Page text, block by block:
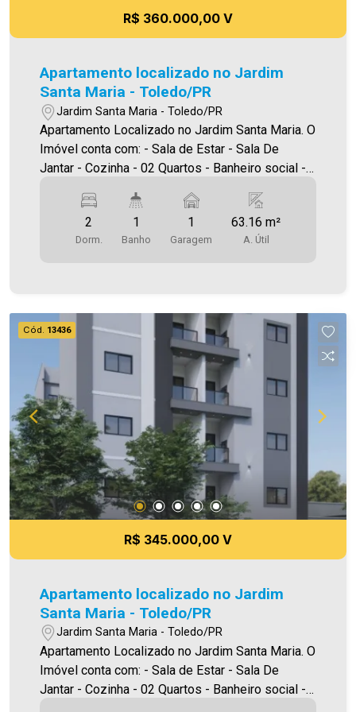
R$ 360.000,00 V
Apartamento localizado no Jardim
Santa Maria - Toledo/PR
Jardim Santa Maria - Toledo/PR
Apartamento Localizado no Jardim Santa Maria. O
Imóvel conta com: - Sala de Estar - Sala De
Jantar - Cozinha - 02 Quartos - Banheiro social -
com churrasqueira Área privativa 63,16m² A
Imobiliária Ativa conta hoje com uma das maiores
carteiras de imóveis administrados na cidade,
casa!
2
Dorm.
1
Banho
1
Garagem
63.16 m²
A. Útil
Cód. 13436
R$ 345.000,00 V
Apartamento localizado no Jardim
Santa Maria - Toledo/PR
Jardim Santa Maria - Toledo/PR
Apartamento Localizado no Jardim Santa Maria. O
Imóvel conta com: - Sala de Estar - Sala De
Jantar - Cozinha - 02 Quartos - Banheiro social -